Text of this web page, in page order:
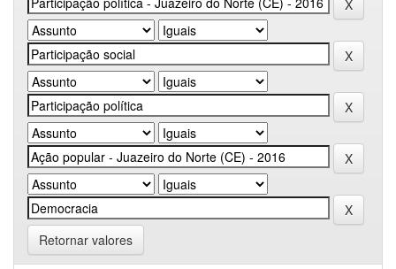
Retornar valores